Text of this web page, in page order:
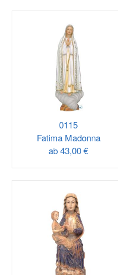
0115
Fatima Madonna
ab43,00 €